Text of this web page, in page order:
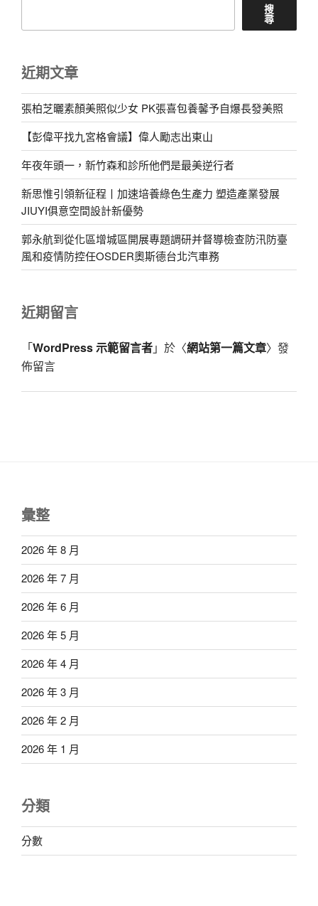
搜
尋
近期文章
張柏芝曬素顏美照似少女 PK張喜包養馨予自爆長發美照
【彭偉平找九宮格會議】偉人勵志出東山
年夜年頭一，新竹森和診所他們是最美逆行者
新思惟引領新征程丨加速培養綠色生產力 塑造產業發展
JIUYI俱意空間設計新優勢
郭永航到從化區增城區開展專題調研并督導檢查防汛防臺
風和疫情防控任OSDER奧斯德台北汽車務
近期留言
「WordPress 示範留言者」於〈網站第一篇文章〉發
佈留言
彙整
2026 年 8 月
2026 年 7 月
2026 年 6 月
2026 年 5 月
2026 年 4 月
2026 年 3 月
2026 年 2 月
2026 年 1 月
分類
分數